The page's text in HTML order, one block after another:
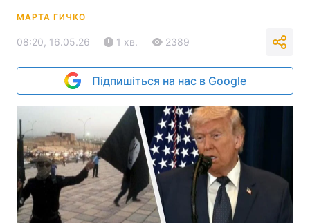
МАРТА ГИЧКО
08:20, 16.05.26 1 хв. 2389
Підпишіться на нас в Google